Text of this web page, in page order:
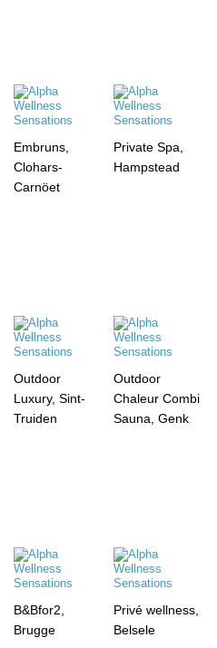
Embruns,
Clohars-
Carnöet
Private Spa,
Hampstead
Outdoor
Luxury, Sint-
Truiden
Outdoor
Chaleur Combi
Sauna, Genk
B&Bfor2,
Brugge
Privé wellness,
Belsele